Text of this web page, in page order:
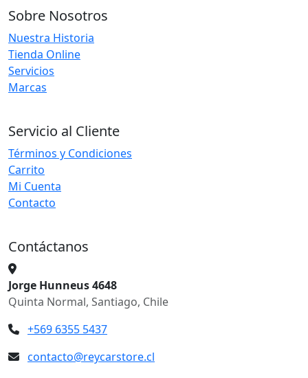
Sobre Nosotros
Nuestra Historia
Tienda Online
Servicios
Marcas
Servicio al Cliente
Términos y Condiciones
Carrito
Mi Cuenta
Contacto
Contáctanos
Jorge Hunneus 4648
Quinta Normal, Santiago, Chile
+569 6355 5437
contacto@reycarstore.cl